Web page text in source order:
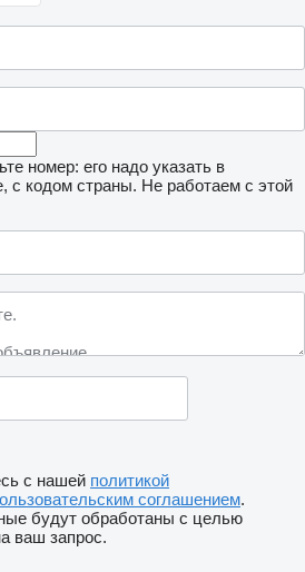
номер: его надо указать в
с кодом страны. Не работаем с этой
с нашей политикой
соглашением.
будут обработаны с целью
ваш запрос.